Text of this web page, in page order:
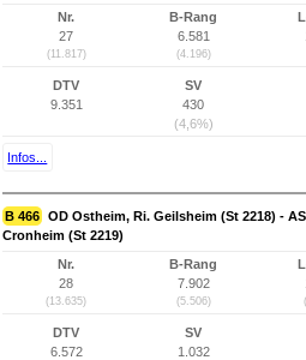
Nr.
27
(11.817)
B-Rang
6.581
(4.196)
DTV
9.351
SV
430
(4,6%)
Infos...
B 466 OD Ostheim, Ri. Geilsheim (St 2218) -
Cronheim (St 2219)
Nr.
28
(13.635)
B-Rang
7.902
(5.506)
DTV
6.572
SV
1.032